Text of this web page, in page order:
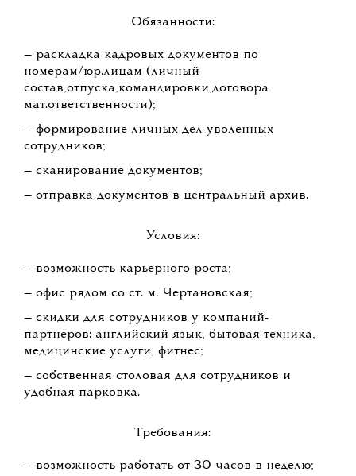
Обязанности:
— раскладка кадровых документов по
номерам/юр.лицам (личный
состав,отпуска,командировки,договора
мат.ответственности);
— формирование личных дел уволенных
сотрудников;
— сканирование документов;
— отправка документов в центральный архив.
Условия:
— возможность карьерного роста;
— офис рядом со ст. м. Чертановская;
— скидки для сотрудников у компаний-
партнеров: английский язык, бытовая техника,
медицинские услуги, фитнес;
— собственная столовая для сотрудников и
удобная парковка.
Требования:
— возможность работать от 30 часов в неделю;